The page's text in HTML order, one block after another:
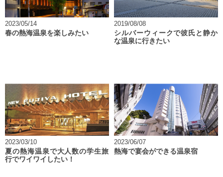
2023/05/14
春の熱海温泉を楽しみたい
2019/08/08
シルバーウィークで彼氏と静か
な温泉に行きたい
2023/03/10
夏の熱海温泉で大人数の学生旅
行でワイワイしたい！
2023/06/07
熱海で宴会ができる温泉宿